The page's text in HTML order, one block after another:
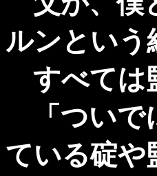
ルンという
すべては
「ついで
ている碇や